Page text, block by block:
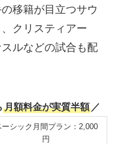
移籍が目立つサウ
クリスティアー
ルなどの試合も配
月額料金が実質半額／
ーシック月間プラン：2,000
円